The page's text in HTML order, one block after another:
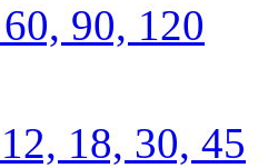
90, 120
18, 30, 45